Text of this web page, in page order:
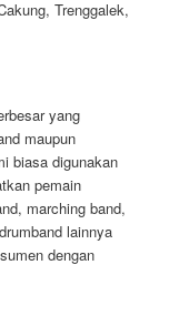
Trenggalek,
yang
maupun
biasa digunakan
pemain
marching band,
lainnya
dengan